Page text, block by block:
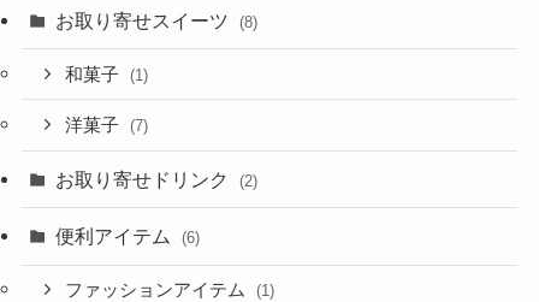
お取り寄せスイーツ (8)
和菓子 (1)
洋菓子 (7)
お取り寄せドリンク (2)
便利アイテム (6)
ファッションアイテム (1)